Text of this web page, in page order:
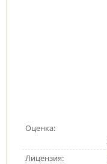
Оценка:
Лицензия: